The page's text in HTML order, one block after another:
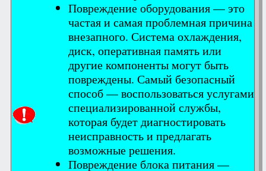
Повреждение оборудования — это
частая и самая проблемная причина
внезапного. Система охлаждения,
диск, оперативная память или
другие компоненты могут быть
повреждены. Самый безопасный
способ — воспользоваться услугами
специализированной службы,
которая будет диагностировать
неисправность и предлагать
возможные решения.
Повреждение блока питания —